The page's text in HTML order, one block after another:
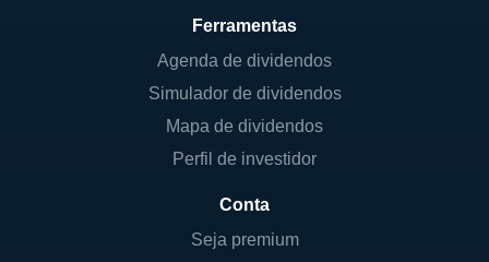
Ferramentas
Agenda de dividendos
Simulador de dividendos
Mapa de dividendos
Perfil de investidor
Conta
Seja premium